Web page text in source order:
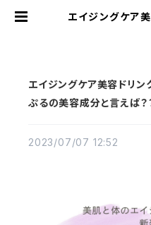
エイジングケア美
エイジングケア美容ドリン
ぷるの美容成分と言えば？
2023/07/07 12:52